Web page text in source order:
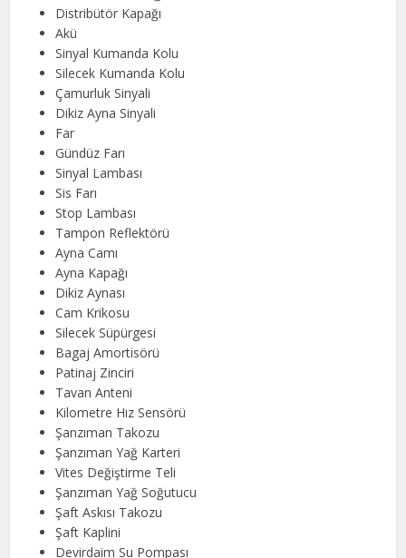
Distribütör Kapağı
Akü
Sinyal Kumanda Kolu
Silecek Kumanda Kolu
Çamurluk Sinyali
Dikiz Ayna Sinyali
Far
Gündüz Farı
Sinyal Lambası
Sis Farı
Stop Lambası
Tampon Reflektörü
Ayna Camı
Ayna Kapağı
Dikiz Aynası
Cam Krikosu
Silecek Süpürgesi
Bagaj Amortisörü
Patinaj Zinciri
Tavan Anteni
Kilometre Hız Sensörü
Şanzıman Takozu
Şanzıman Yağ Karteri
Vites Değiştirme Teli
Şanzıman Yağ Soğutucu
Şaft Askısı Takozu
Şaft Kaplini
Devirdaim Su Pompası